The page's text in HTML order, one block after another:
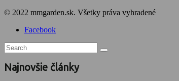
© 2022 mmgarden.sk. Všetky práva vyhradené
Facebook
Najnovšie články